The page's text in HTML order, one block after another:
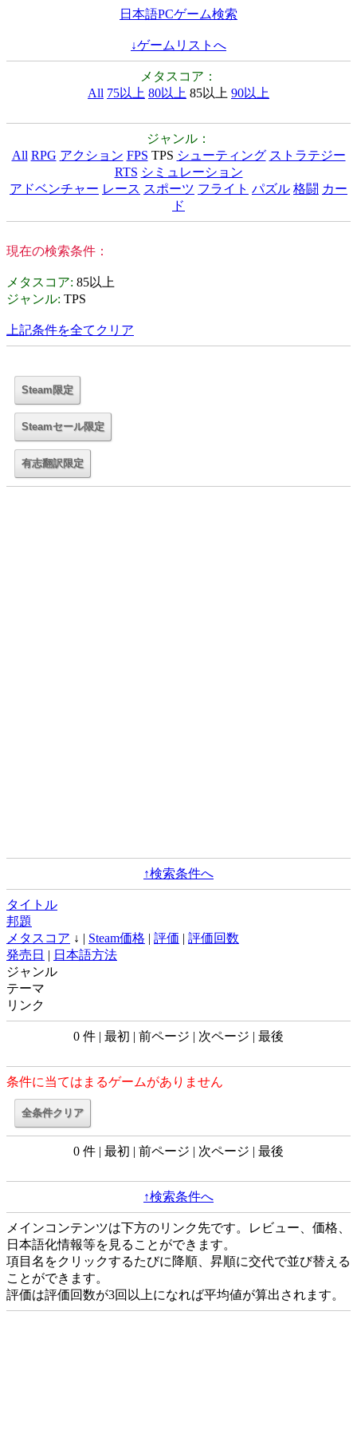
日本語PCゲーム検索
↓ゲームリストへ
メタスコア：
All 75以上 80以上 85以上 90以上
ジャンル：
All RPG アクション FPS TPS シューティング ストラテジー
RTS シミュレーション
アドベンチャー レース スポーツ フライト パズル 格闘 カー
ド
現在の検索条件：
メタスコア: 85以上
ジャンル: TPS
上記条件を全てクリア
↑検索条件へ
タイトル
邦題
メタスコア ↓ | Steam価格 | 評価 | 評価回数
発売日 | 日本語方法
ジャンル
テーマ
リンク
0 件 | 最初 | 前ページ | 次ページ | 最後
条件に当てはまるゲームがありません
0 件 | 最初 | 前ページ | 次ページ | 最後
↑検索条件へ
メインコンテンツは下方のリンク先です。レビュー、価格、
日本語化情報等を見ることができます。
項目名をクリックするたびに降順、昇順に交代で並び替える
ことができます。
評価は評価回数が3回以上になれば平均値が算出されます。